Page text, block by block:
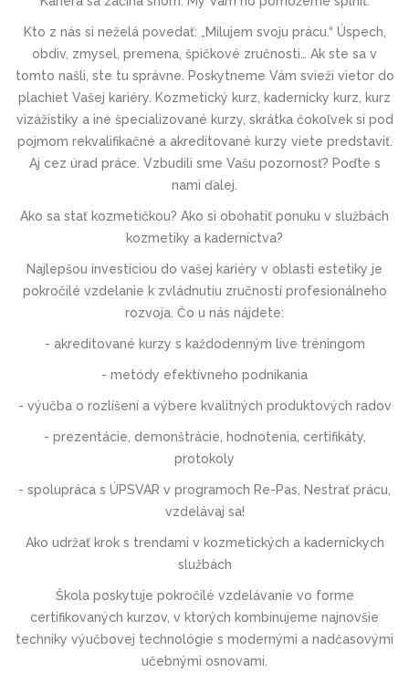
Kto z nás si neželá povedať: „Milujem svoju prácu.“ Úspech,
obdiv, zmysel, premena, špičkové zručnosti… Ak ste sa v
tomto našli, ste tu správne. Poskytneme Vám svieži vietor do
plachiet Vašej kariéry. Kozmetický kurz, kadernícky kurz, kurz
vizážistiky a iné špecializované kurzy, skrátka čokoľvek si pod
pojmom rekvalifikačné a akreditované kurzy viete predstaviť.
Aj cez úrad práce. Vzbudili sme Vašu pozornosť? Poďte s
nami ďalej.
Ako sa stať kozmetičkou? Ako si obohatiť ponuku v službách
kozmetiky a kaderníctva?
Najlepšou investíciou do vašej kariéry v oblasti estetiky je
pokročilé vzdelanie k zvládnutiu zručností profesionálneho
rozvoja. Čo u nás nájdete:
- akreditované kurzy s každodenným live tréningom
- metódy efektívneho podnikania
- výučba o rozlíšení a výbere kvalitných produktových radov
- prezentácie, demonštrácie, hodnotenia, certifikáty,
protokoly
- spolupráca s ÚPSVAR v programoch Re-Pas, Nestrať prácu,
vzdelávaj sa!
Ako udržať krok s trendami v kozmetických a kaderníckych
službách
Škola poskytuje pokročilé vzdelávanie vo forme
certifikovaných kurzov, v ktorých kombinujeme najnovšie
techniky výučbovej technológie s modernými a nadčasovými
učebnými osnovami.